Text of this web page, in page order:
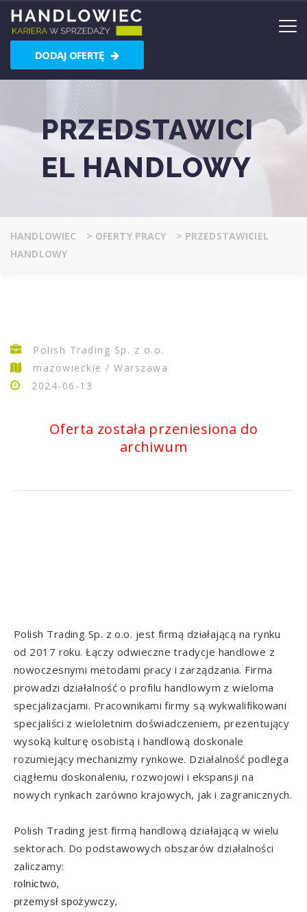
DODAJ OFERTĘ
PRZEDSTAWICI
EL HANDLOWY
HANDLOWIEC > OFERTY PRACY > PRZEDSTAWICIEL
HANDLOWY
Polish Trading Sp. z o.o.
mazowieckie / Warszawa
2024-06-13
Oferta została przeniesiona do
archiwum
Polish Trading Sp. z o.o. jest firmą działającą na rynku
od 2017 roku. Łączy odwieczne tradycje handlowe z
nowoczesnymi metodami pracy i zarządzania. Firma
prowadzi działalność o profilu handlowym z wieloma
specjalizacjami. Pracownikami firmy są wykwalifikowani
specjaliści z wieloletnim doświadczeniem, prezentujący
wysoką kulturę osobistą i handlową doskonale
rozumiejący mechanizmy rynkowe. Działalność podlega
ciągłemu doskonaleniu, rozwojowi i ekspansji na
nowych rynkach zarówno krajowych, jak i zagranicznych.
Polish Trading jest firmą handlową działającą w wielu
sektorach. Do podstawowych obszarów działalności
zaliczamy:
rolnictwo,
przemysł spożywczy,